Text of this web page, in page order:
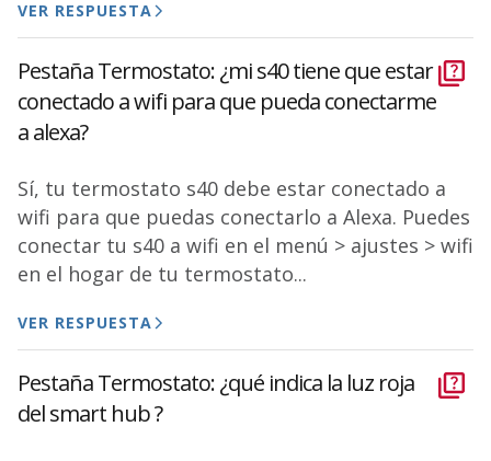
VER RESPUESTA
Pestaña Termostato: ¿mi s40 tiene que estar
conectado a wifi para que pueda conectarme
a alexa?
Sí, tu termostato s40 debe estar conectado a
wifi para que puedas conectarlo a Alexa. Puedes
conectar tu s40 a wifi en el menú > ajustes > wifi
en el hogar de tu termostato...
VER RESPUESTA
Pestaña Termostato: ¿qué indica la luz roja
del smart hub ?